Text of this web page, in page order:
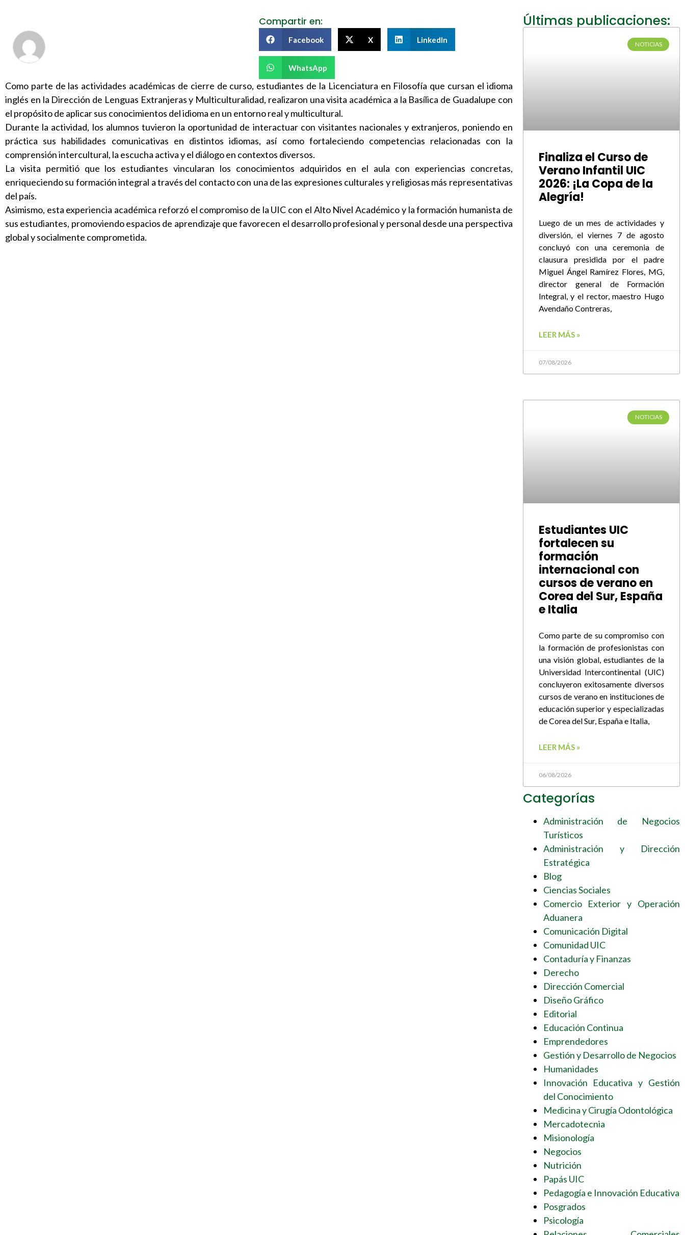
Compartir en:
Facebook X LinkedIn
WhatsApp
Como parte de las actividades académicas de cierre de curso, estudiantes de la Licenciatura en Filosofía que cursan el idioma
inglés en la Dirección de Lenguas Extranjeras y Multiculturalidad, realizaron una visita académica a la Basílica de Guadalupe con
el propósito de aplicar sus conocimientos del idioma en un entorno real y multicultural.
Durante la actividad, los alumnos tuvieron la oportunidad de interactuar con visitantes nacionales y extranjeros, poniendo en
práctica sus habilidades comunicativas en distintos idiomas, así como fortaleciendo competencias relacionadas con la
comprensión intercultural, la escucha activa y el diálogo en contextos diversos.
La visita permitió que los estudiantes vincularan los conocimientos adquiridos en el aula con experiencias concretas,
enriqueciendo su formación integral a través del contacto con una de las expresiones culturales y religiosas más representativas
del país.
Asimismo, esta experiencia académica reforzó el compromiso de la UIC con el Alto Nivel Académico y la formación humanista de
sus estudiantes, promoviendo espacios de aprendizaje que favorecen el desarrollo profesional y personal desde una perspectiva
global y socialmente comprometida.
Últimas publicaciones:
NOTICIAS
Finaliza el Curso de
Verano Infantil UIC
2026: ¡La Copa de la
Alegría!
Luego de un mes de actividades y
diversión, el viernes 7 de agosto
concluyó con una ceremonia de
clausura presidida por el padre
Miguel Ángel Ramírez Flores, MG,
director general de Formación
Integral, y el rector, maestro Hugo
Avendaño Contreras,
LEER MÁS »
07/08/2026
NOTICIAS
Estudiantes UIC
fortalecen su
formación
internacional con
cursos de verano en
Corea del Sur, España
e Italia
Como parte de su compromiso con
la formación de profesionistas con
una visión global, estudiantes de la
Universidad Intercontinental (UIC)
concluyeron exitosamente diversos
cursos de verano en instituciones de
educación superior y especializadas
de Corea del Sur, España e Italia,
LEER MÁS »
06/08/2026
Categorías
Administración de Negocios
Turísticos
Administración y Dirección
Estratégica
Blog
Ciencias Sociales
Comercio Exterior y Operación
Aduanera
Comunicación Digital
Comunidad UIC
Contaduría y Finanzas
Derecho
Dirección Comercial
Diseño Gráfico
Editorial
Educación Continua
Emprendedores
Gestión y Desarrollo de Negocios
Humanidades
Innovación Educativa y Gestión
del Conocimiento
Medicina y Cirugía Odontológica
Mercadotecnia
Misionología
Negocios
Nutrición
Papás UIC
Pedagogía e Innovación Educativa
Posgrados
Psicología